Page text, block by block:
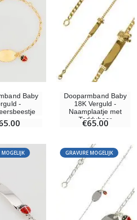
Baby
-
Dooparmband Baby
18K Verguld -
Naamplaatje met
Teddybeer
€65.00
GRAVURE MOGELIJK
€12.90
Wonderdadige Medaille Goud 9 Karaat - 10 mm
€130.00
Hanger Maria Wonderdadige Medaille Roze - 19 mm